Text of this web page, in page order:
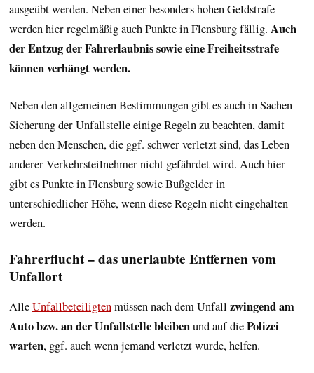
ausgeübt werden. Neben einer besonders hohen Geldstrafe
werden hier regelmäßig auch Punkte in Flensburg fällig. Auch
der Entzug der Fahrerlaubnis sowie eine Freiheitsstrafe
können verhängt werden.
Neben den allgemeinen Bestimmungen gibt es auch in Sachen
Sicherung der Unfallstelle einige Regeln zu beachten, damit
neben den Menschen, die ggf. schwer verletzt sind, das Leben
anderer Verkehrsteilnehmer nicht gefährdet wird. Auch hier
gibt es Punkte in Flensburg sowie Bußgelder in
unterschiedlicher Höhe, wenn diese Regeln nicht eingehalten
werden.
Fahrerflucht – das unerlaubte Entfernen vom
Unfallort
AlleUnfallbeteiligtenmüssen nach dem Unfall zwingend am
Auto bzw. an der Unfallstelle bleibenund auf diePolizei
warten, ggf. auch wenn jemand verletzt wurde, helfen.